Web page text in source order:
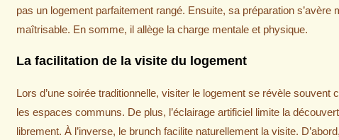
pas un logement parfaitement rangé. Ensuite, sa préparation
maîtrisable. En somme, il allège la charge mentale et physique.
La facilitation de la visite du logement
Lors d’une soirée traditionnelle, visiter le logement se révèle
les espaces communs. De plus, l’éclairage artificiel limite la
librement. À l’inverse, le brunch facilite naturellement la visite.